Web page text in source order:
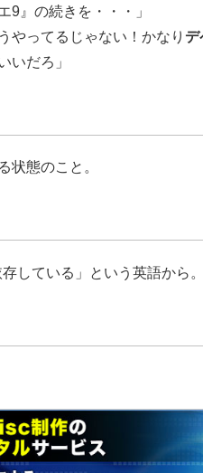
』の続きを・・・」
やってるじゃない！かなり デ
いだろ」
状態のこと。
している」という英語から。